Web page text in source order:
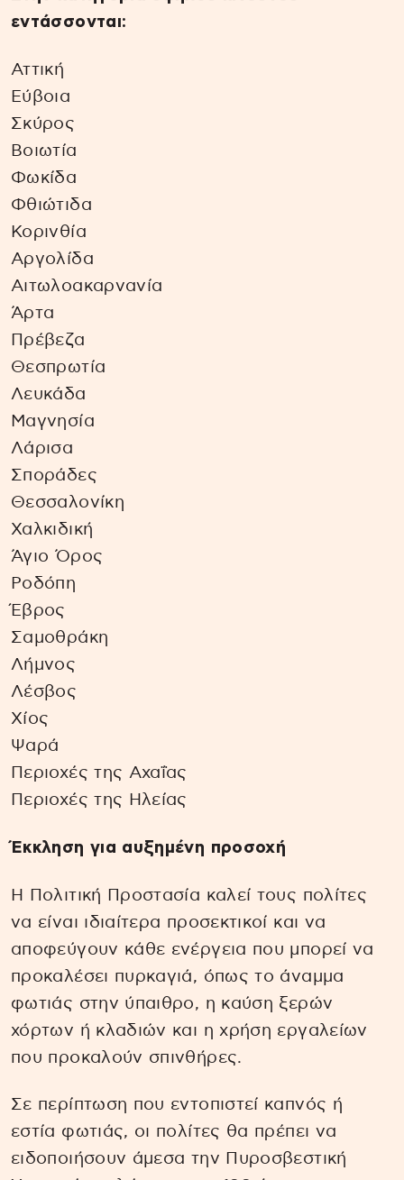
εντάσσονται:
Αττική
Εύβοια
Σκύρος
Βοιωτία
Φωκίδα
Φθιώτιδα
Κορινθία
Αργολίδα
Αιτωλοακαρνανία
Άρτα
Πρέβεζα
Θεσπρωτία
Λευκάδα
Μαγνησία
Λάρισα
Σποράδες
Θεσσαλονίκη
Χαλκιδική
Άγιο Όρος
Ροδόπη
Έβρος
Σαμοθράκη
Λήμνος
Λέσβος
Χίος
Ψαρά
Περιοχές της Αχαΐας
Περιοχές της Ηλείας
Έκκληση για αυξημένη προσοχή
Η Πολιτική Προστασία καλεί τους πολίτες
να είναι ιδιαίτερα προσεκτικοί και να
αποφεύγουν κάθε ενέργεια που μπορεί να
προκαλέσει πυρκαγιά, όπως το άναμμα
φωτιάς στην ύπαιθρο, η καύση ξερών
χόρτων ή κλαδιών και η χρήση εργαλείων
που προκαλούν σπινθήρες.
Σε περίπτωση που εντοπιστεί καπνός ή
εστία φωτιάς, οι πολίτες θα πρέπει να
ειδοποιήσουν άμεσα την Πυροσβεστική